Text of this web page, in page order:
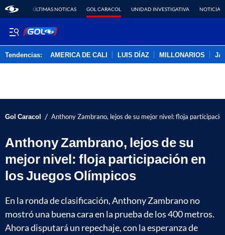
ÚLTIMAS NOTICAS GOL CARACOL UNIDAD INVESTIGATIVA NOTICIAS
Tendencias: AMERICA DE CALI LUIS DÍAZ MILLONARIOS
Gol Caracol / Anthony Zambrano, lejos de su mejor nivel: floja
Anthony Zambrano, lejos de su
mejor nivel: floja participación en
los Juegos Olímpicos
En la ronda de clasificación, Anthony Zambrano no
mostró una buena cara en la prueba de los 400 metros.
Ahora disputará un repechaje, con la esperanza de